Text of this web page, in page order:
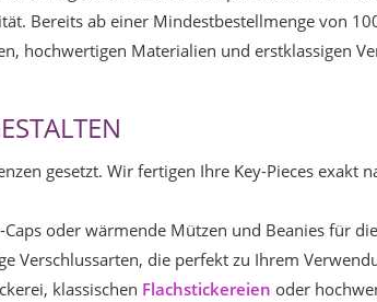
Bereits ab einer Mindestbestellmenge von
hochwertigen Materialien und erstklassigen
gesetzt. Wir fertigen Ihre Key-Pieces exakt
oder wärmende Mützen und Beanies für
Verschlussarten, die perfekt zu Ihrem
klassischen Flachstickereien oder